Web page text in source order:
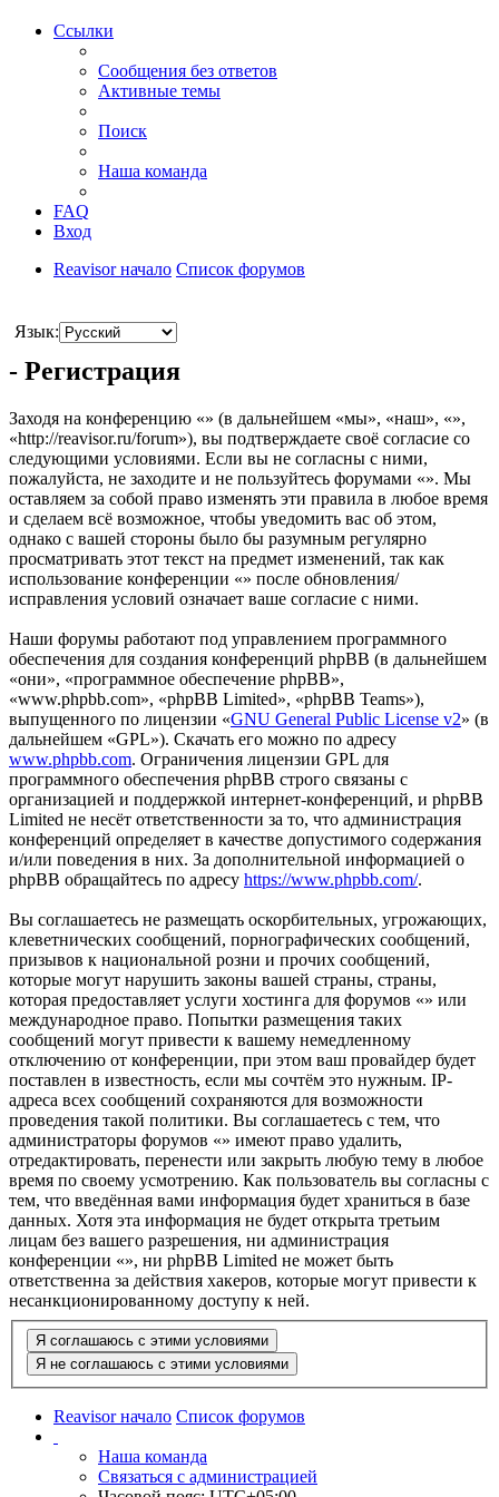
Ссылки
Сообщения без ответов
Активные темы
Поиск
Наша команда
FAQ
Вход
Reavisor начало Список форумов
Язык:
- Регистрация
Заходя на конференцию «» (в дальнейшем «мы», «наш», «»,
«http://reavisor.ru/forum»), вы подтверждаете своё согласие со
следующими условиями. Если вы не согласны с ними,
пожалуйста, не заходите и не пользуйтесь форумами «». Мы
оставляем за собой право изменять эти правила в любое время
и сделаем всё возможное, чтобы уведомить вас об этом,
однако с вашей стороны было бы разумным регулярно
просматривать этот текст на предмет изменений, так как
использование конференции «» после обновления/
исправления условий означает ваше согласие с ними.
Наши форумы работают под управлением программного
обеспечения для создания конференций phpBB (в дальнейшем
«они», «программное обеспечение phpBB»,
«www.phpbb.com», «phpBB Limited», «phpBB Teams»),
выпущенного по лицензии «GNU General Public License v2» (в
дальнейшем «GPL»). Скачать его можно по адресу
www.phpbb.com. Ограничения лицензии GPL для
программного обеспечения phpBB строго связаны с
организацией и поддержкой интернет-конференций, и phpBB
Limited не несёт ответственности за то, что администрация
конференций определяет в качестве допустимого содержания
и/или поведения в них. За дополнительной информацией о
phpBB обращайтесь по адресу https://www.phpbb.com/.
Вы соглашаетесь не размещать оскорбительных, угрожающих,
клеветнических сообщений, порнографических сообщений,
призывов к национальной розни и прочих сообщений,
которые могут нарушить законы вашей страны, страны,
которая предоставляет услуги хостинга для форумов «» или
международное право. Попытки размещения таких
сообщений могут привести к вашему немедленному
отключению от конференции, при этом ваш провайдер будет
поставлен в известность, если мы сочтём это нужным. IP-
адреса всех сообщений сохраняются для возможности
проведения такой политики. Вы соглашаетесь с тем, что
администраторы форумов «» имеют право удалить,
отредактировать, перенести или закрыть любую тему в любое
время по своему усмотрению. Как пользователь вы согласны с
тем, что введённая вами информация будет храниться в базе
данных. Хотя эта информация не будет открыта третьим
лицам без вашего разрешения, ни администрация
конференции «», ни phpBB Limited не может быть
ответственна за действия хакеров, которые могут привести к
несанкционированному доступу к ней.
Reavisor начало Список форумов
Наша команда
Связаться с администрацией